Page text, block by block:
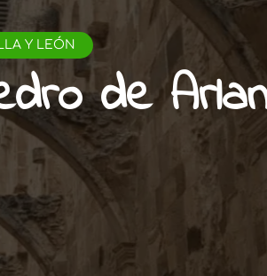
Y LEÓN
de